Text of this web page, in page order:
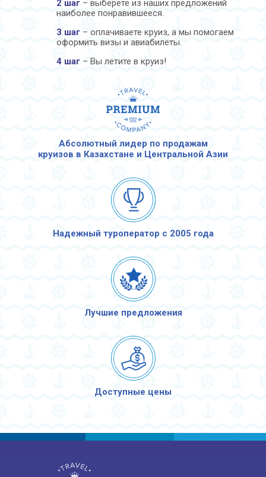
2 шаг – выберете из наших предложений
наиболее понравившееся.
3 шаг – оплачиваете круиз, а мы помогаем
оформить визы и авиабилеты.
4 шаг – Вы летите в круиз!
Абсолютный лидер по продажам
круизов в Казахстане и Центральной Азии
Надежный туроператор с 2005 года
Лучшие предложения
Доступные цены